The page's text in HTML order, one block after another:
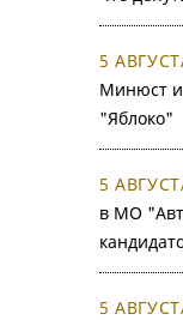
5
Минюст и
"Яблоко"
5
в МО
5